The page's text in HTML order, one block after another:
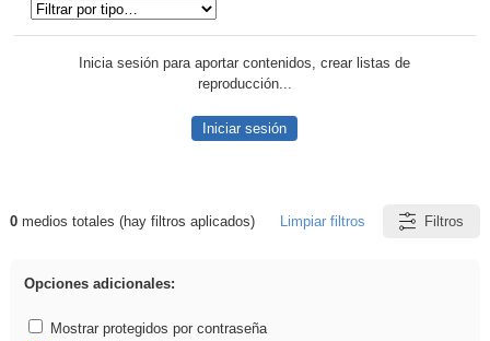
Inicia sesión para aportar contenidos, crear listas de
reproducción...
Iniciar sesión
Resultados de: divertidos
0medios totales (hay filtros aplicados) Limpiar filtros Filtros
Opciones adicionales:
Mostrar protegidos por contraseña